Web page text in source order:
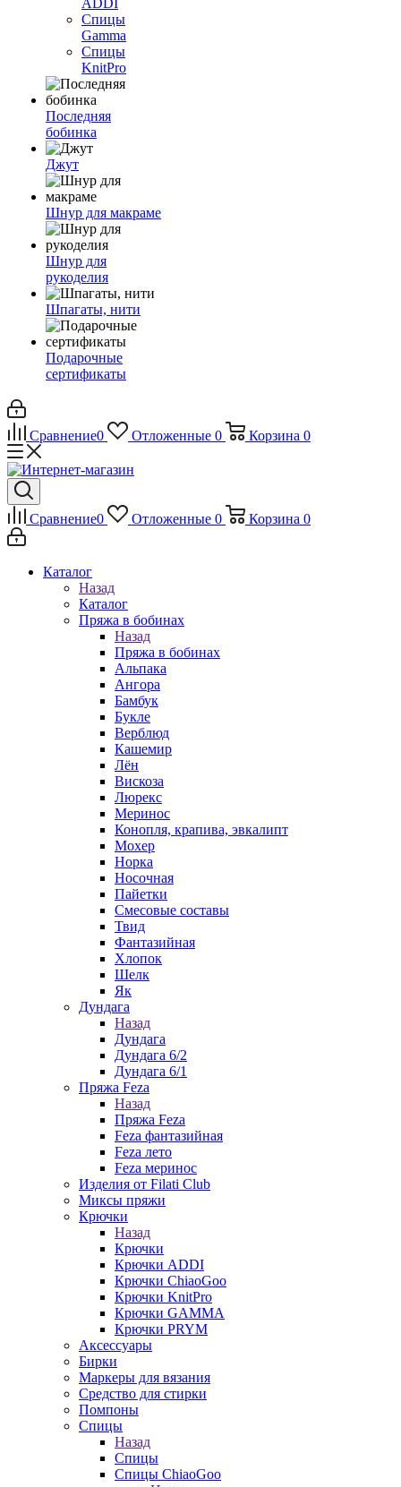
Спицы
Gamma
Спицы
KnitPro
Последняя
бобинка
Джут
Шнур для макраме
Шнур для
рукоделия
Шпагаты, нити
Подарочные
сертификаты
Сравнение0 Отложенные 0 Корзина 0
Сравнение0 Отложенные 0 Корзина 0
Каталог
Назад
Каталог
Пряжа в бобинах
Назад
Пряжа в бобинах
Альпака
Ангора
Бамбук
Букле
Верблюд
Кашемир
Лён
Вискоза
Люрекс
Меринос
Конопля, крапива, эвкалипт
Мохер
Норка
Носочная
Пайетки
Смесовые составы
Твид
Фантазийная
Хлопок
Шелк
Як
Дундага
Назад
Дундага
Дундага 6/2
Дундага 6/1
Пряжа Feza
Назад
Пряжа Feza
Feza фантазийная
Feza лето
Feza меринос
Изделия от Filati Club
Миксы пряжи
Крючки
Назад
Крючки
Крючки ADDI
Крючки ChiaoGoo
Крючки KnitPro
Крючки GAMMA
Крючки PRYM
Аксессуары
Бирки
Маркеры для вязания
Средство для стирки
Помпоны
Спицы
Назад
Спицы
Спицы ChiaoGoo